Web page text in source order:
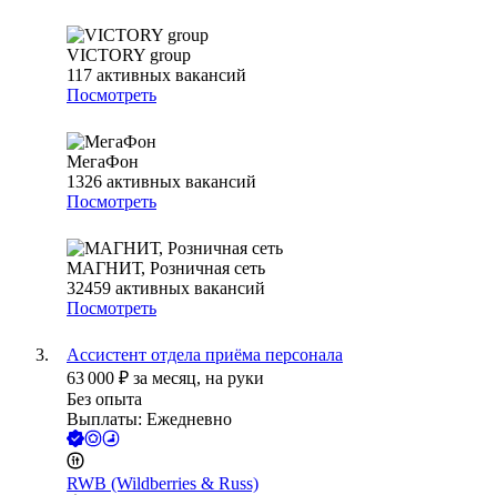
VICTORY group
117 активных вакансий
Посмотреть
МегаФон
1326 активных вакансий
Посмотреть
МАГНИТ, Розничная сеть
32459 активных вакансий
Посмотреть
Ассистент отдела приёма персонала
63 000 ₽ за месяц, на руки
Без опыта
Выплаты: Ежедневно
RWB (Wildberries & Russ)